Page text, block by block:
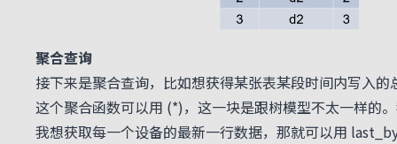
聚合查询
接下来是聚合查询，比如想获得某张表某段时间内写入
这个聚合函数可以用 (*)，这一块是跟树模型不太一样的
我想获取每一个设备的最新一行数据，那就可以用